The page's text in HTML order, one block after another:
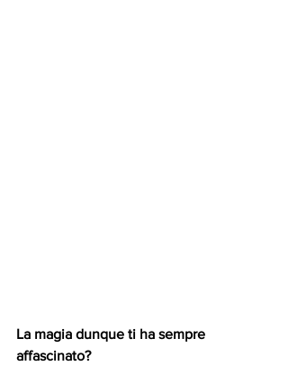
La magia dunque ti ha sempre
affascinato?